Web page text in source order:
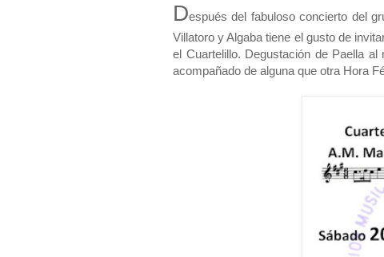
Después del fabuloso concierto del
Villatoro y Algaba tiene el gusto de
el Cuartelillo. Degustación de Paella
acompañado de alguna que otra Hora